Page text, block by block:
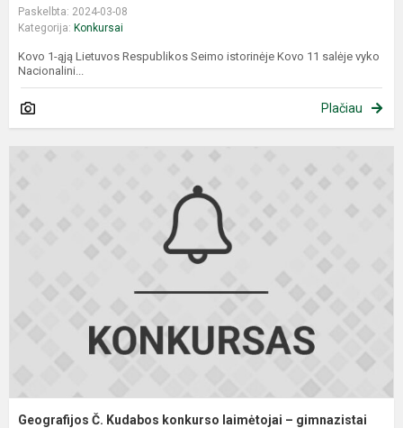
Paskelbta: 2024-03-08
Kategorija: Konkursai
Kovo 1-ąją Lietuvos Respublikos Seimo istorinėje Kovo 11 salėje vyko
Nacionalini...
Plačiau
Geografijos Č. Kudabos konkurso laimėtojai – gimnazistai